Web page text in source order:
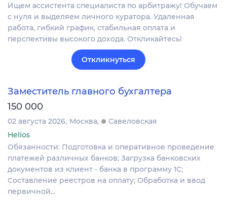
Ищем ассистента специалиста по арбитражу! Обучаем
с нуля и выделяем личного куратора. Удаленная
работа, гибкий график, стабильная оплата и
перспективы высокого дохода. Откликайтесь!
Откликнуться
Заместитель главного бухгалтера
150 000
02 августа 2026 Москва
Савеловская
Helios
Обязанности: Подготовка и оперативное проведение
платежей различных банков; Загрузка банковских
документов из клиент - банка в программу 1С;
Составление реестров на оплату; Обработка и ввод
первичной…